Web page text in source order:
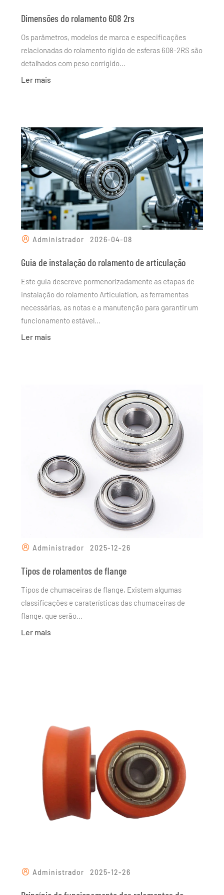
Dimensões do rolamento 608 2rs
Os parâmetros, modelos de marca e especificações
relacionadas do rolamento rígido de esferas 608-2RS são
detalhados com peso corrigido...
Ler mais
Administrador 2026-04-08
Guia de instalação do rolamento de articulação
Este guia descreve pormenorizadamente as etapas de
instalação do rolamento Articulation, as ferramentas
necessárias, as notas e a manutenção para garantir um
funcionamento estável...
Ler mais
Administrador 2025-12-26
Tipos de rolamentos de flange
Tipos de chumaceiras de flange, Existem algumas
classificações e caraterísticas das chumaceiras de
flange, que serão...
Ler mais
Administrador 2025-12-26